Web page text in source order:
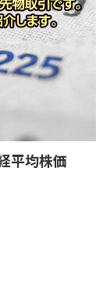
平均株価